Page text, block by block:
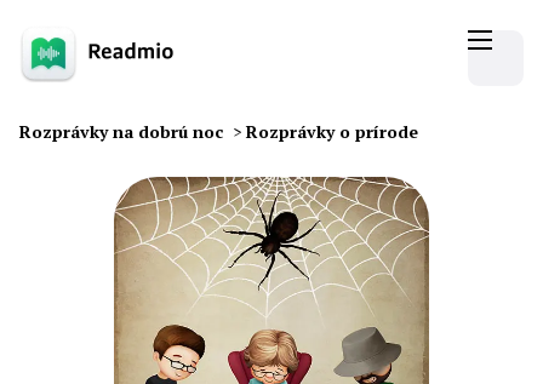
Rozprávky na dobrú noc > Rozprávky o prírode